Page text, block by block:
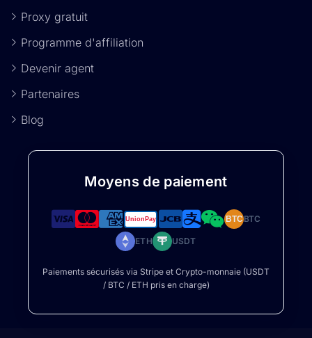
Proxy gratuit
Programme d'affiliation
Devenir agent
Partenaires
Blog
Moyens de paiement
BTCBTC
ETH USDT
Paiements sécurisés via Stripe et Crypto-monnaie (USDT
/ BTC / ETH pris en charge)